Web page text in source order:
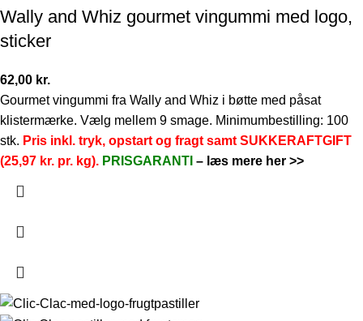
Wally and Whiz gourmet vingummi med logo,
sticker
62,00 kr.
Gourmet vingummi fra Wally and Whiz i bøtte med påsat
klistermærke. Vælg mellem 9 smage. Minimumbestilling: 100
stk. Pris inkl. tryk, opstart og fragt samt SUKKERAFTGIFT
(25,97 kr. pr. kg). PRISGARANTI – læs mere her >>